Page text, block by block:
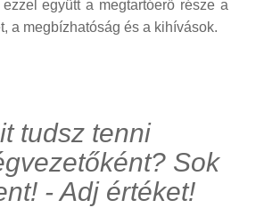
együtt a megtartóerő része a
a megbízhatóság és a kihívások.
tudsz tenni
Sok
- Adj értéket!